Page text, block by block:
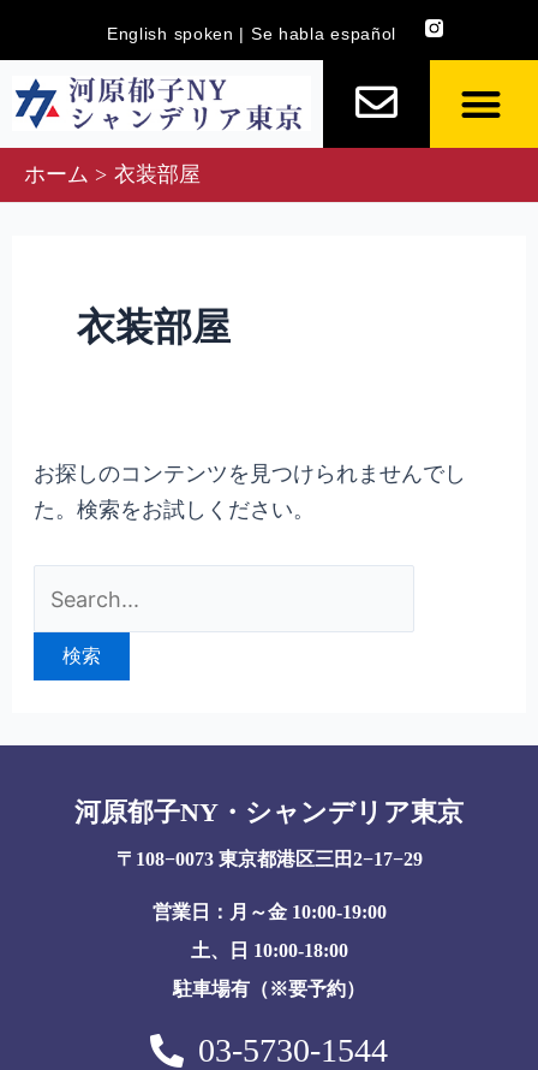
を
ッ
English spoken | Se habla español
ホーム 衣装部屋
衣装部屋
お探しのコンテンツを見つけられませんでし
た。検索をお試しください。
対
象:
河原郁子NY・シャンデリア東京
〒108−0073 東京都港区三田2−17−29
営業日：月～金 10:00-19:00
土、日 10:00-18:00
駐車場有（※要予約）
03-5730-1544